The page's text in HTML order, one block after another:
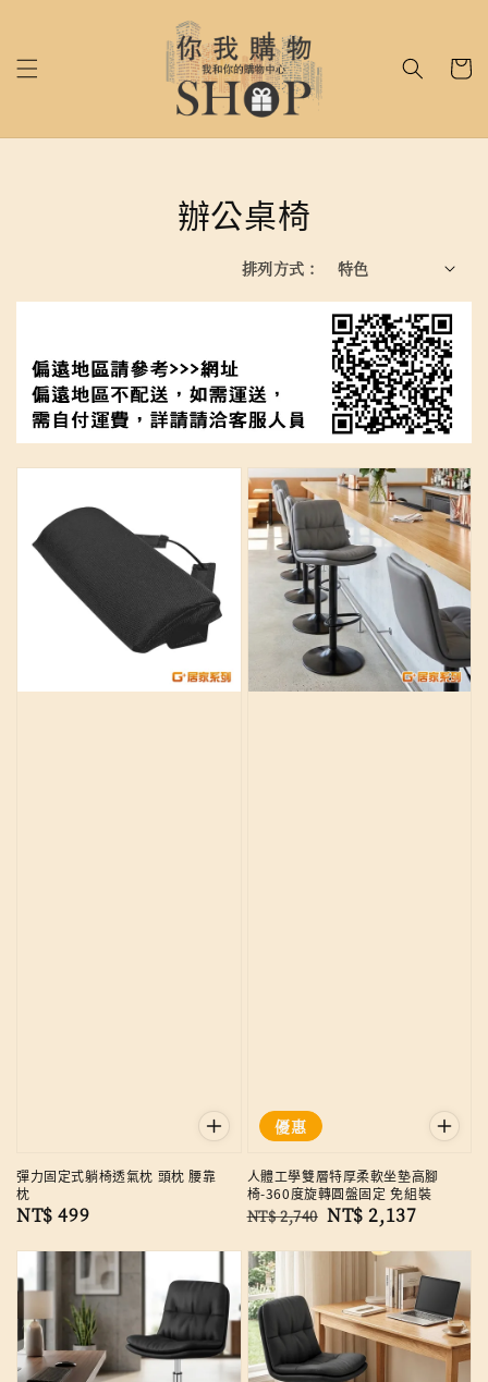
辦公桌椅
排列方式 :
彈力固定式躺椅透氣枕 頭枕 腰靠
枕
Regular
NT$ 499
優惠
人體工學雙層特厚柔軟坐墊高腳
椅-360度旋轉圓盤固定 免組裝
Regular
NT$ 2,740 Sale
NT$ 2,137